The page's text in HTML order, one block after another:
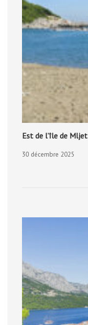
Est de l’île de Mljet
30 décembre 2025